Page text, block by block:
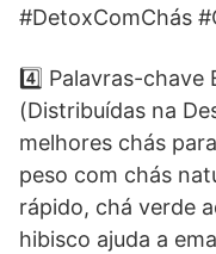
#DetoxComChás
4️⃣ Palavras-chave
(Distribuídas na
melhores chás
peso com chás
rápido, chá verde
hibisco ajuda a